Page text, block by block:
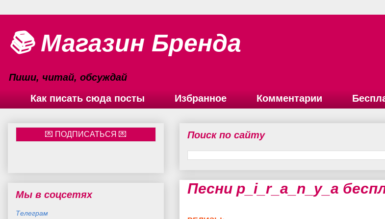
📚 Магазин Бренда
Пиши, читай, обсуждай
Как писать сюда посты
Избранное Комментарии
Поиск по сайту
Песни p_i_r_a_n_y_a
Мы в соцсетях
Телеграм